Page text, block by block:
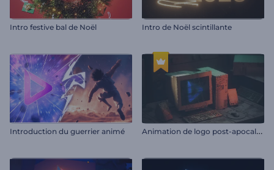
Intro festive bal de Noël Intro de Noël scintillante
Introduction du guerrier animé A
nimation de logo post-apocalyptique